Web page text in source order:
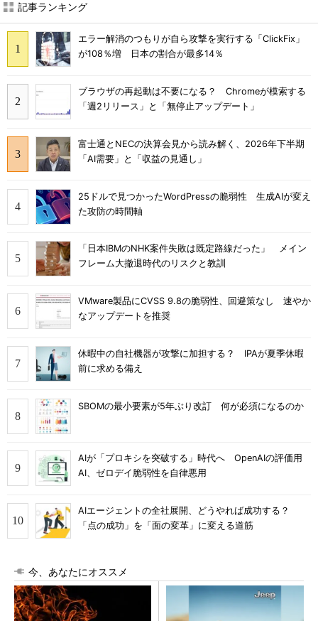
記事ランキング
エラー解消のつもりが自ら攻撃を実行する「ClickFix」
が108％増 日本の割合が最多14％
ブラウザの再起動は不要になる？ Chromeが模索する
「週2リリース」と「無停止アップデート」
富士通とNECの決算会見から読み解く、2026年下半期
「AI需要」と「収益の見通し」
25ドルで見つかったWordPressの脆弱性 生成AIが変え
た攻防の時間軸
「日本IBMのNHK案件失敗は既定路線だった」 メイン
フレーム大撤退時代のリスクと教訓
VMware製品にCVSS 9.8の脆弱性、回避策なし 速やか
なアップデートを推奨
休暇中の自社機器が攻撃に加担する？ IPAが夏季休暇
前に求める備え
SBOMの最小要素が5年ぶり改訂 何が必須になるのか
AIが「プロキシを突破する」時代へ OpenAIの評価用
AI、ゼロデイ脆弱性を自律悪用
AIエージェントの全社展開、どうやれば成功する？
「点の成功」を「面の変革」に変える道筋
今、あなたにオススメ